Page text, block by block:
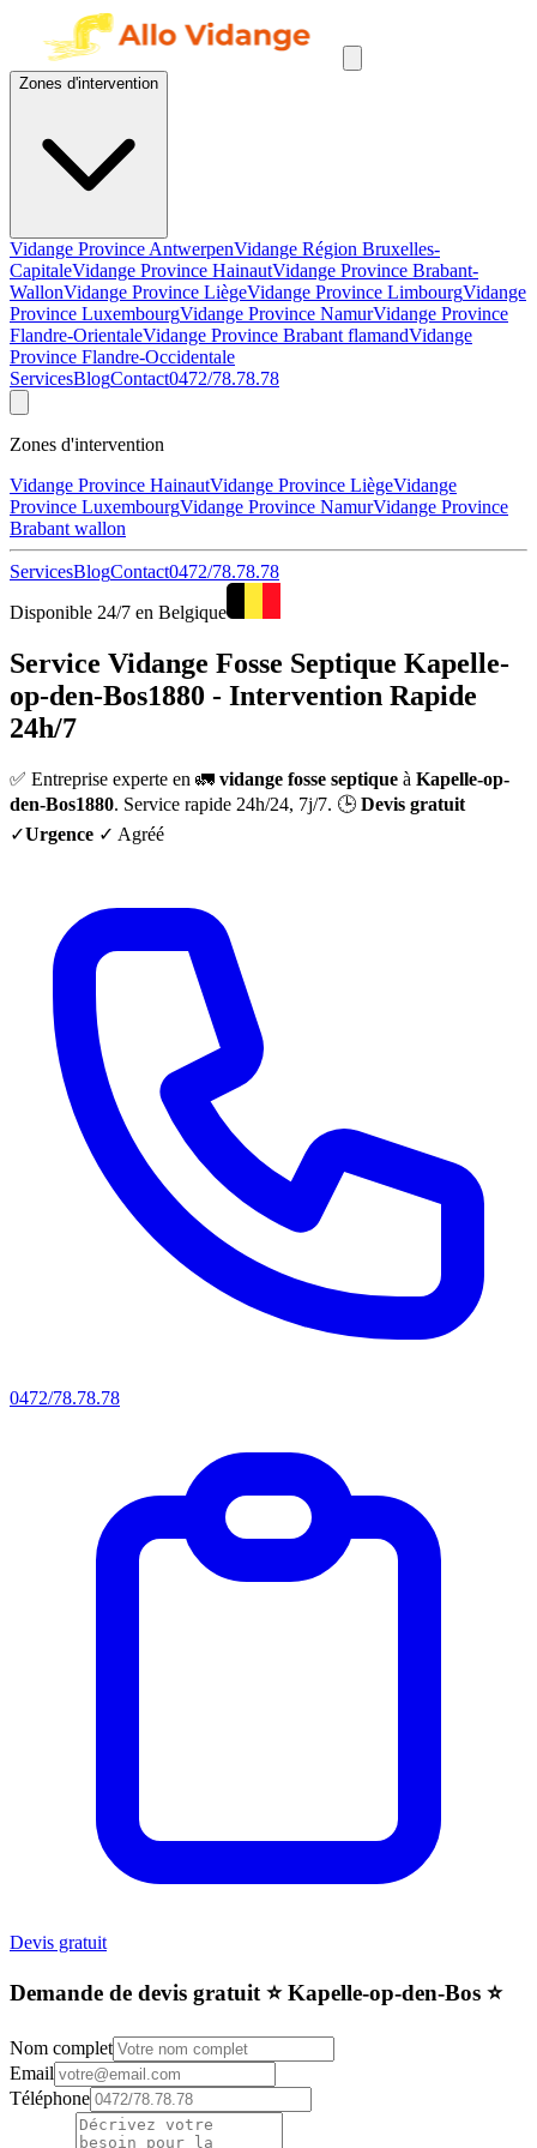
Zones d'intervention
Vidange Province AntwerpenVidange Région Bruxelles-
CapitaleVidange Province HainautVidange Province Brabant-
WallonVidange Province LiègeVidange Province LimbourgVidange
Province LuxembourgVidange Province NamurVidange Province
Flandre-OrientaleVidange Province Brabant flamandVidange
Province Flandre-Occidentale
ServicesBlogContact0472/78.78.78
Zones d'intervention
Vidange Province HainautVidange Province LiègeVidange
Province LuxembourgVidange Province NamurVidange Province
Brabant wallon
ServicesBlogContact0472/78.78.78
Disponible 24/7 en Belgique
Service Vidange Fosse Septique Kapelle-
op-den-Bos1880 - Intervention Rapide
24h/7
✅ Entreprise experte en 🚛 vidange fosse septique à Kapelle-op-
den-Bos1880. Service rapide 24h/24, 7j/7. 🕒 Devis gratuit
✓Urgence ✓ Agréé
0472/78.78.78
Devis gratuit
Demande de devis gratuit ⭐️ Kapelle-op-den-Bos ⭐️
Nom complet
Email
Téléphone